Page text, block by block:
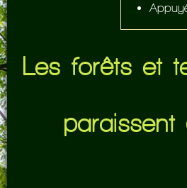
Les forêts et